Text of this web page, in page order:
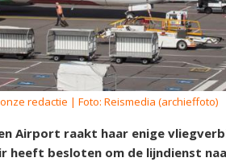
onze redactie | Foto: Reismedia (archieffoto)
Airport raakt haar enige
heeft besloten om de lijndienst